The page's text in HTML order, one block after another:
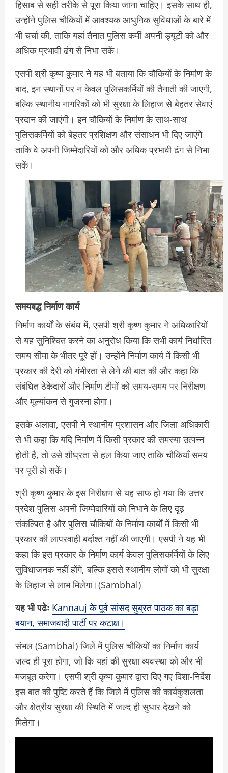
हिसाब से सही तरीके से पूरा किया जाना चाहिए। इसके साथ ही,
उन्होंने पुलिस चौकियों में आवश्यक आधुनिक सुविधाओं के बारे में
भी चर्चा की, ताकि यहां तैनात पुलिस कर्मी अपनी ड्यूटी को और
अधिक प्रभावी ढंग से निभा सकें।
एसपी श्री कृष्ण कुमार ने यह भी बताया कि चौकियों के निर्माण के
बाद, इन स्थानों पर न केवल पुलिसकर्मियों की तैनाती की जाएगी,
बल्कि स्थानीय नागरिकों को भी सुरक्षा के लिहाज से बेहतर सेवाएं
प्रदान की जाएंगी। इन चौकियों के निर्माण के साथ-साथ
पुलिसकर्मियों को बेहतर प्रशिक्षण और संसाधन भी दिए जाएंगे
ताकि वे अपनी जिम्मेदारियों को और अधिक प्रभावी ढंग से निभा
सकें।
समयबद्ध निर्माण कार्य
निर्माण कार्यों के संबंध में, एसपी श्री कृष्ण कुमार ने अधिकारियों
से यह सुनिश्चित करने का अनुरोध किया कि सभी कार्य निर्धारित
समय सीमा के भीतर पूरे हों। उन्होंने निर्माण कार्य में किसी भी
प्रकार की देरी को गंभीरता से लेने की बात की और कहा कि
संबंधित ठेकेदारों और निर्माण टीमों को समय-समय पर निरीक्षण
और मूल्यांकन से गुजरना होगा।
इसके अलावा, एसपी ने स्थानीय प्रशासन और जिला अधिकारी
से भी कहा कि यदि निर्माण में किसी प्रकार की समस्या उत्पन्न
होती है, तो उसे शीघ्रता से हल किया जाए ताकि चौकियाँ समय
पर पूरी हो सकें।
श्री कृष्ण कुमार के इस निरीक्षण से यह साफ हो गया कि उत्तर
प्रदेश पुलिस अपनी जिम्मेदारियों को निभाने के लिए दृढ़
संकल्पित है और पुलिस चौकियों के निर्माण कार्यों में किसी भी
प्रकार की लापरवाही बर्दाश्त नहीं की जाएगी। एसपी ने यह भी
कहा कि इस प्रकार के निर्माण कार्य केवल पुलिसकर्मियों के लिए
सुविधाजनक नहीं होंगे, बल्कि इससे स्थानीय लोगों को भी सुरक्षा
के लिहाज से लाभ मिलेगा।(Sambhal)
यह भी पढेः Kannauj के पूर्व सांसद सुब्रत पाठक का बड़ा
बयान, समाजवादी पार्टी पर कटाक्ष।
संभल (Sambhal) जिले में पुलिस चौकियों का निर्माण कार्य
जल्द ही पूरा होगा, जो कि यहां की सुरक्षा व्यवस्था को और भी
मजबूत करेगा। एसपी श्री कृष्ण कुमार द्वारा दिए गए दिशा-निर्देश
इस बात की पुष्टि करते हैं कि जिले में पुलिस की कार्यकुशलता
और क्षेत्रीय सुरक्षा की स्थिति में जल्द ही सुधार देखने को
मिलेगा।